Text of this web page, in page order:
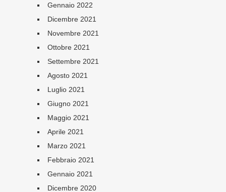
Gennaio 2022
Dicembre 2021
Novembre 2021
Ottobre 2021
Settembre 2021
Agosto 2021
Luglio 2021
Giugno 2021
Maggio 2021
Aprile 2021
Marzo 2021
Febbraio 2021
Gennaio 2021
Dicembre 2020